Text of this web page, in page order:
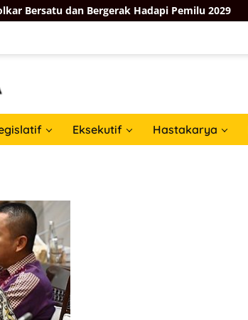
dan Bergerak Hadapi Pemilu 2029
Eksekutif Hastakarya